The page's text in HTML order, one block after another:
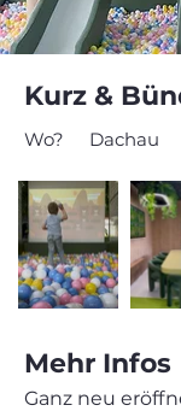
Kurz &
Wo? Dachau
Mehr Infos
Ganz neu